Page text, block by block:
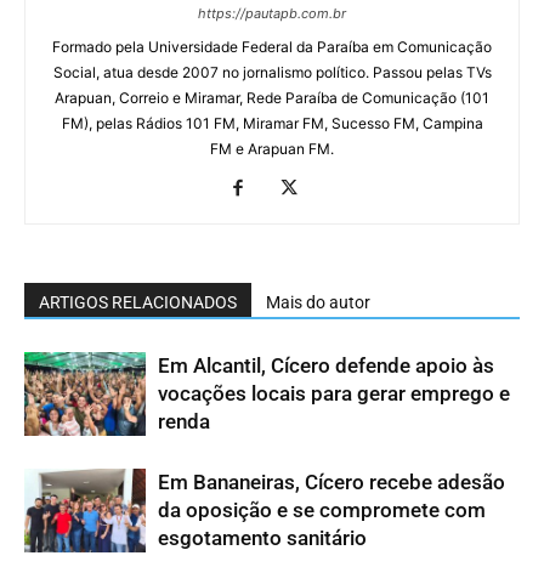
https://pautapb.com.br
Formado pela Universidade Federal da Paraíba em Comunicação
Social, atua desde 2007 no jornalismo político. Passou pelas TVs
Arapuan, Correio e Miramar, Rede Paraíba de Comunicação (101
FM), pelas Rádios 101 FM, Miramar FM, Sucesso FM, Campina
FM e Arapuan FM.
ARTIGOS RELACIONADOS Mais do autor
Em Alcantil, Cícero defende apoio às
vocações locais para gerar emprego e
renda
Em Bananeiras, Cícero recebe adesão
da oposição e se compromete com
esgotamento sanitário